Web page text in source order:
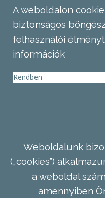
A weboldalon
biztonságos
felhasználói
információk
Rendben
Weboldalunk
(„cookies”)
a weboldal
amennyiben